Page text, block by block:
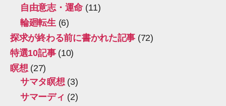
自由意志・運命 (11)
輪廻転生(6)
探求が終わる前に書かれた記事 (72)
特選10記事(10)
瞑想(27)
サマタ瞑想(3)
サマーディ (2)